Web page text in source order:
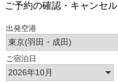
ご予約の確認・キャンセル